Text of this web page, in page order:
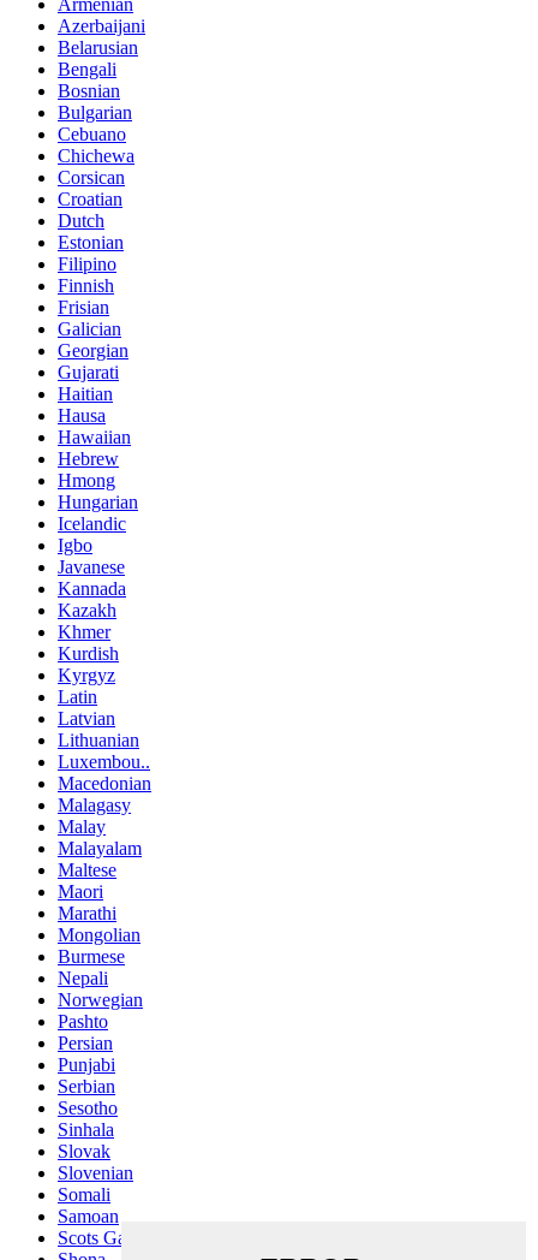
Armenian
Azerbaijani
Belarusian
Bengali
Bosnian
Bulgarian
Cebuano
Chichewa
Corsican
Croatian
Dutch
Estonian
Filipino
Finnish
Frisian
Galician
Georgian
Gujarati
Haitian
Hausa
Hawaiian
Hebrew
Hmong
Hungarian
Icelandic
Igbo
Javanese
Kannada
Kazakh
Khmer
Kurdish
Kyrgyz
Latin
Latvian
Lithuanian
Luxembou..
Macedonian
Malagasy
Malay
Malayalam
Maltese
Maori
Marathi
Mongolian
Burmese
Nepali
Norwegian
Pashto
Persian
Punjabi
Serbian
Sesotho
Sinhala
Slovak
Slovenian
Somali
Samoan
Scots Gaelic